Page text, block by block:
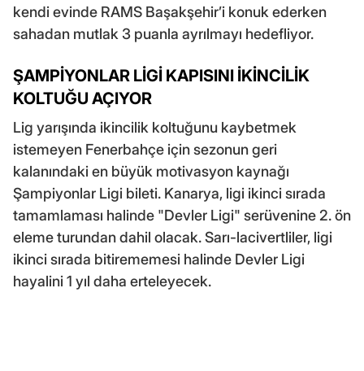
kendi evinde RAMS Başakşehir’i konuk ederken
sahadan mutlak 3 puanla ayrılmayı hedefliyor.
ŞAMPİYONLAR LİGİ KAPISINI İKİNCİLİK
KOLTUĞU AÇIYOR
Lig yarışında ikincilik koltuğunu kaybetmek
istemeyen Fenerbahçe için sezonun geri
kalanındaki en büyük motivasyon kaynağı
Şampiyonlar Ligi bileti. Kanarya, ligi ikinci sırada
tamamlaması halinde "Devler Ligi" serüvenine 2. ön
eleme turundan dahil olacak. Sarı-lacivertliler, ligi
ikinci sırada bitirememesi halinde Devler Ligi
hayalini 1 yıl daha erteleyecek.